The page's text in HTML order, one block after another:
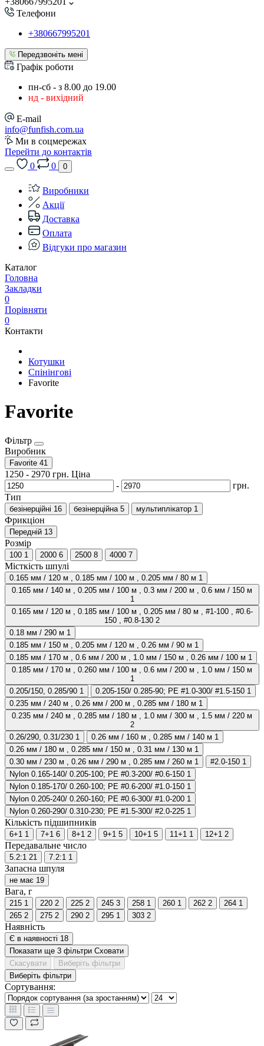
Телефони
+380667995201
Передзвоніть мені
Графік роботи
пн-сб - з 8.00 до 19.00
нд - вихідний
E-mail
info@funfish.com.ua
Ми в соцмережах
Перейти до контактів
0
0 0
Виробники
Акції
Доставка
Оплата
Відгуки про магазин
Каталог
Головна
Закладки
0
Порівняти
0
Контакти
Котушки
Спінінгові
Favorite
Favorite
Фільтр
Виробник
Favorite 41
1250 - 2970 грн. Ціна
-
грн.
Тип
безінерційні 16 безінерційна 5 мультиплікатор 1
Фрикціон
Передній 13
Розмір
100 1 2000 6 2500 8 4000 7
Місткість шпулі
0.165 мм / 120 м , 0.185 мм / 100 м , 0.205 мм / 80 м 1
0.165 мм / 140 м , 0.205 мм / 100 м , 0.3 мм / 200 м , 0.6 мм / 150 м
1
0.165 мм / 120 м , 0.185 мм / 100 м , 0.205 мм / 80 м , #1-100 , #0.6-
150 , #0.8-130 2
0.18 мм / 290 м 1
0.185 мм / 150 м , 0.205 мм / 120 м , 0.26 мм / 90 м 1
0.185 мм / 170 м , 0.6 мм / 200 м , 1.0 мм / 150 м , 0.26 мм / 100 м 1
0.185 мм / 170 м , 0.260 мм / 100 м , 0.6 мм / 200 м , 1.0 мм / 150 м
1
0.205/150, 0.285/90 1 0.205-150/ 0.285-90; PE #1.0-300/ #1.5-150 1
0.235 мм / 240 м , 0.26 мм / 200 м , 0.285 мм / 180 м 1
0.235 мм / 240 м , 0.285 мм / 180 м , 1.0 мм / 300 м , 1.5 мм / 220 м
2
0.26/290, 0.31/230 1 0.26 мм / 160 м , 0.285 мм / 140 м 1
0.26 мм / 180 м , 0.285 мм / 150 м , 0.31 мм / 130 м 1
0.30 мм / 230 м , 0.26 мм / 290 м , 0.285 мм / 260 м 1 #2.0-150 1
Nylon 0.165-140/ 0.205-100; PE #0.3-200/ #0.6-150 1
Nylon 0.185-170/ 0.260-100; PE #0.6-200/ #1.0-150 1
Nylon 0.205-240/ 0.260-160; PE #0.6-300/ #1.0-200 1
Nylon 0.260-290/ 0.310-230; PE #1.5-300/ #2.0-225 1
Кількість підшипників
6+1 1 7+1 6 8+1 2 9+1 5 10+1 5 11+1 1 12+1 2
Передавальне число
5.2:1 21 7.2:1 1
Запасна шпуля
не має 19
Вага, г
215 1 220 2 225 2 245 3 258 1 260 1 262 2 264 1
265 2 275 2 290 2 295 1 303 2
Наявність
Є в наявності 18
Показати ще 3 фільтри Сховати
Скасувати
Виберіть фільтри
Виберіть фільтри
Сортування: